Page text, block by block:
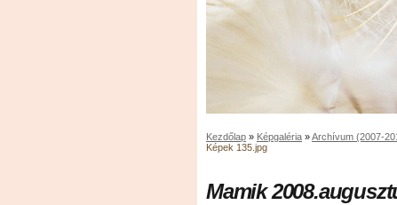
Kezdőlap » Képgaléria »Archívum (2007-
Képek 135.jpg
Mamik